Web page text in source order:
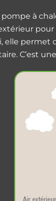
pompe à
extérieur
elle permet
C’est